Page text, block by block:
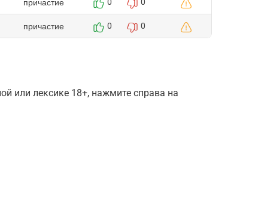
причастие 0 0
или лексике 18+, нажмите справа на